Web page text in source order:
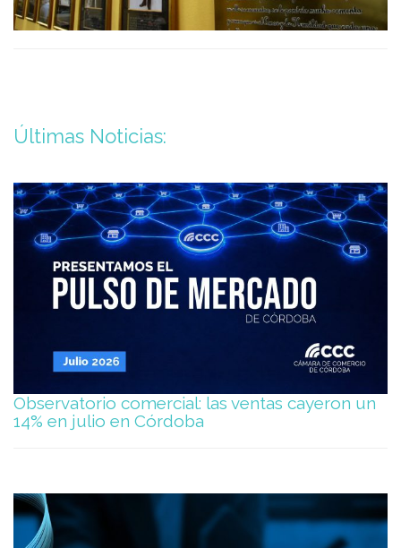
Últimas Noticias:
Observatorio comercial: las ventas cayeron un
14% en julio en Córdoba